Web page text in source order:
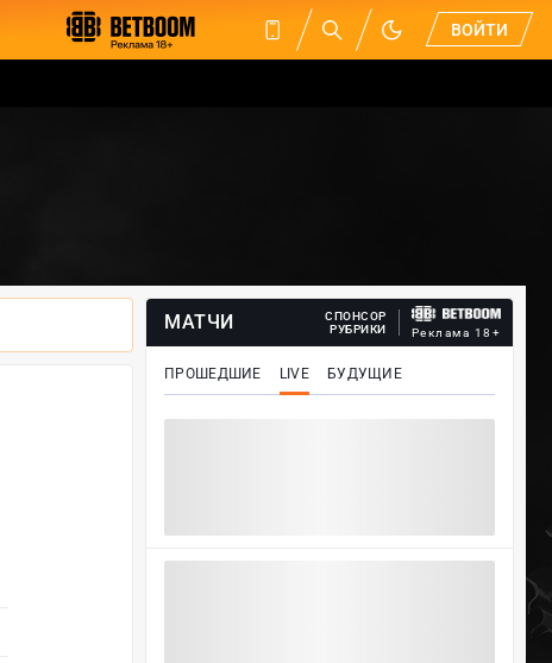
ВОЙТИ
МАТЧИ
СПОНСОР
РУБРИКИ
Реклама 18+
ПРОШЕДШИЕ LIVE БУДУЩИЕ